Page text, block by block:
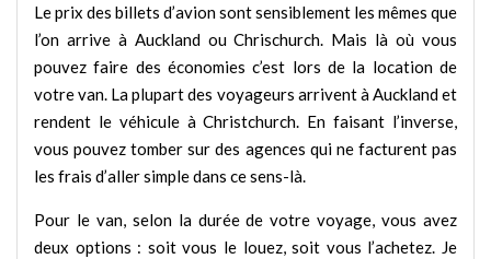
Le prix des billets d’avion sont sensiblement les mêmes que
l’on arrive à Auckland ou Chrischurch. Mais là où vous
pouvez faire des économies c’est lors de la location de
votre van. La plupart des voyageurs arrivent à Auckland et
rendent le véhicule à Christchurch. En faisant l’inverse,
vous pouvez tomber sur des agences qui ne facturent pas
les frais d’aller simple dans ce sens-là.
Pour le van, selon la durée de votre voyage, vous avez
deux options : soit vous le louez, soit vous l’achetez. Je